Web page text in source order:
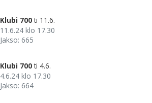
Klubi 700 ti 11.6.
11.6.24 klo 17.30
Jakso: 665
Klubi 700 ti 4.6.
4.6.24 klo 17.30
Jakso: 664